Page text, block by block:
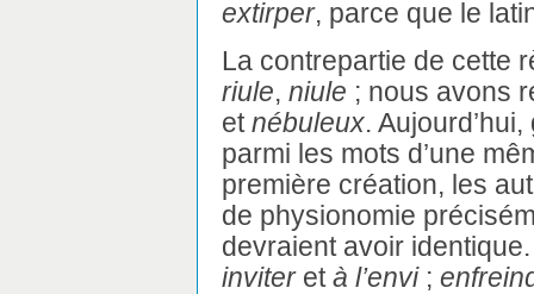
extirper, parce que le
La contrepartie de cette
riule, niule ; nous avons
etnébuleux.
parmi les mots d’une
première création, les
de physionomie
devraient avoir
inviteretà l’envi;